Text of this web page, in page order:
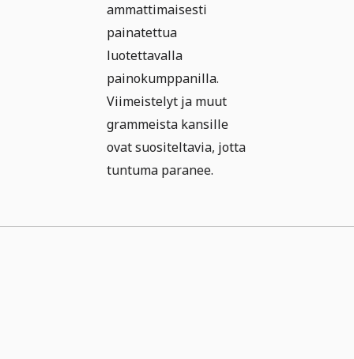
ammattimaisesti
painatettua
luotettavalla
painokumppanilla.
Viimeistelyt ja muut
grammeista kansille
ovat suositeltavia, jotta
tuntuma paranee.